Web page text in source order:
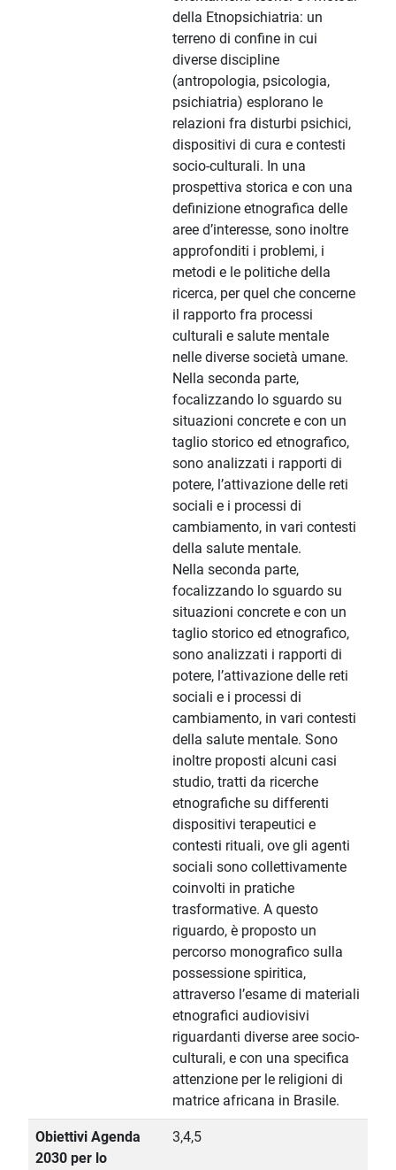
della Etnopsichiatria: un
terreno di confine in cui
diverse discipline
(antropologia, psicologia,
psichiatria) esplorano le
relazioni fra disturbi psichici,
dispositivi di cura e contesti
socio-culturali. In una
prospettiva storica e con una
definizione etnografica delle
aree d’interesse, sono inoltre
approfonditi i problemi, i
metodi e le politiche della
ricerca, per quel che concerne
il rapporto fra processi
culturali e salute mentale
nelle diverse società umane.
Nella seconda parte,
focalizzando lo sguardo su
situazioni concrete e con un
taglio storico ed etnografico,
sono analizzati i rapporti di
potere, l’attivazione delle reti
sociali e i processi di
cambiamento, in vari contesti
della salute mentale.
Nella seconda parte,
focalizzando lo sguardo su
situazioni concrete e con un
taglio storico ed etnografico,
sono analizzati i rapporti di
potere, l’attivazione delle reti
sociali e i processi di
cambiamento, in vari contesti
della salute mentale. Sono
inoltre proposti alcuni casi
studio, tratti da ricerche
etnografiche su differenti
dispositivi terapeutici e
contesti rituali, ove gli agenti
sociali sono collettivamente
coinvolti in pratiche
trasformative. A questo
riguardo, è proposto un
percorso monografico sulla
possessione spiritica,
attraverso l’esame di materiali
etnografici audiovisivi
riguardanti diverse aree socio-
culturali, e con una specifica
attenzione per le religioni di
matrice africana in Brasile.
Obiettivi Agenda
2030 per lo
3,4,5